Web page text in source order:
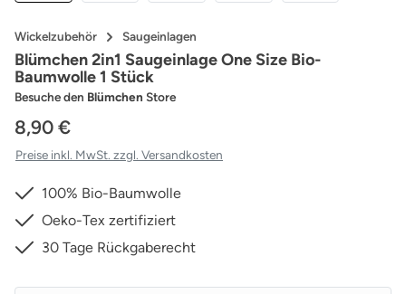
Wickelzubehör Saugeinlagen
Blümchen 2in1 Saugeinlage One Size Bio-
Baumwolle 1 Stück
Besuche den Blümchen Store
8,90 €
Preise inkl. MwSt. zzgl. Versandkosten
100% Bio-Baumwolle
Oeko-Tex zertifiziert
30 Tage Rückgaberecht